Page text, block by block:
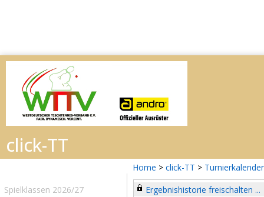
Home > click-TT > Turnierkalender
Spielklassen 2026/27
Ergebnishistorie freischalten ...